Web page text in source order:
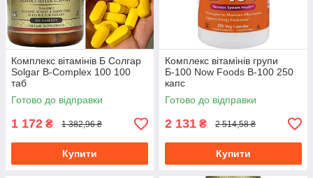
Комплекс вітамінів Б Солгар
Solgar B-Complex 100 100
таб
Готово до відправки
1 172 ₴ 1 382,96 ₴
Купити
Комплекс вітамінів групи
Б-100 Now Foods B-100 250
капс
Готово до відправки
2 131 ₴ 2 514,58 ₴
Купити